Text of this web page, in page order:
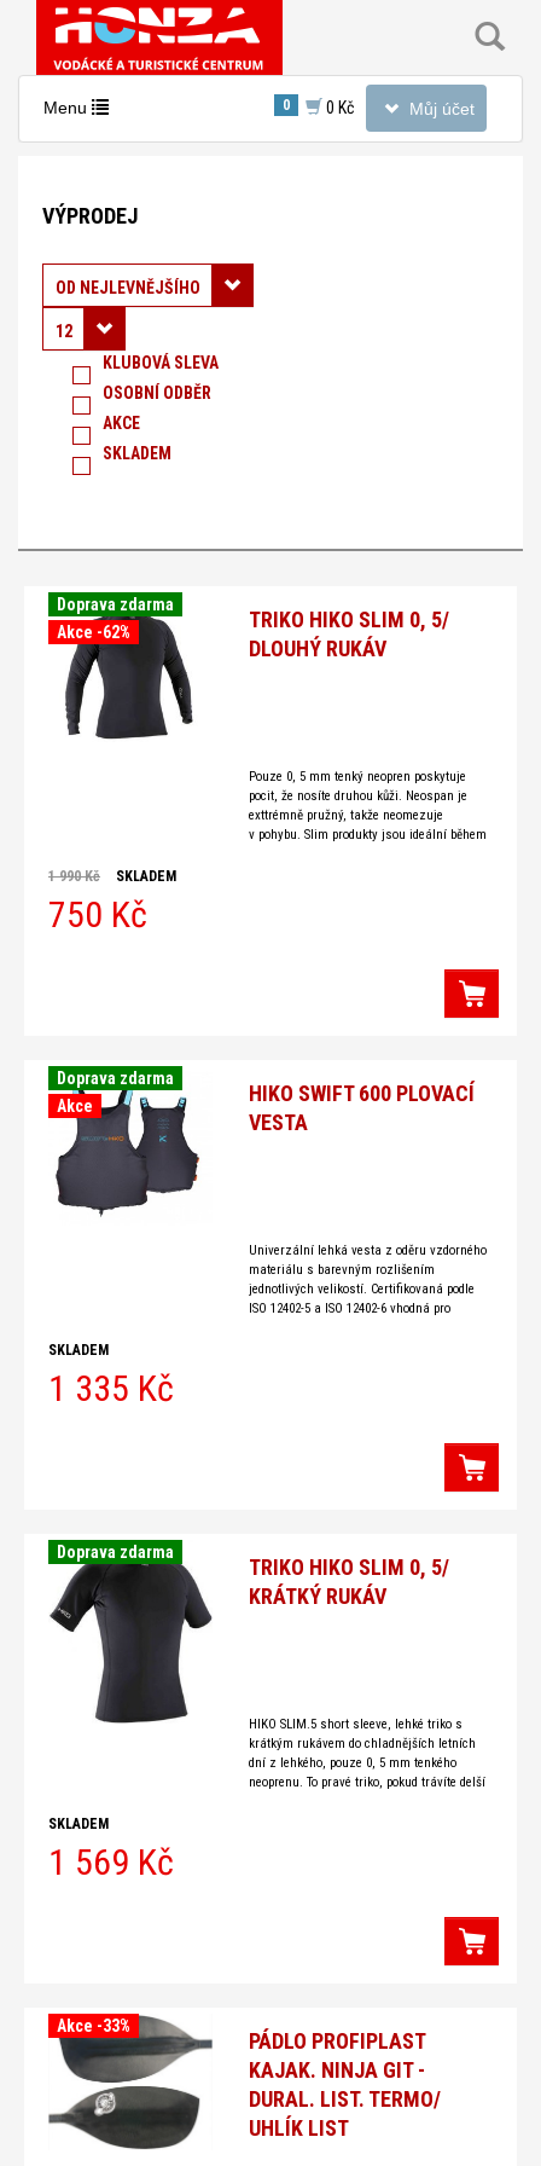
Toggle
navigation
Můj účet
Toggle
Menu 0 0 Kč
Výprodej
VÝPRODEJ
Řadit podle:
OD NEJLEVNĚJŠÍHO
12
KLUBOVÁ SLEVA
OSOBNÍ ODBĚR
AKCE
SKLADEM
TRIKO HIKO SLIM 0, 5/
DLOUHÝ RUKÁV
Doprava zdarma
Akce -62%
Pouze 0, 5 mm tenký neopren poskytuje
pocit, že nosíte druhou kůži. Neospan je
exttrémně pružný, takže neomezuje
v pohybu. Slim produkty jsou ideální během
1 990 Kč SKLADEM
750 Kč
HIKO SWIFT 600 PLOVACÍ
VESTA
Doprava zdarma
Akce
Univerzální lehká vesta z oděru vzdorného
materiálu s barevným rozlišením
jednotlivých velikostí. Certifikovaná podle
ISO 12402-5 a ISO 12402-6 vhodná pro
SKLADEM
1 335 Kč
TRIKO HIKO SLIM 0, 5/
KRÁTKÝ RUKÁV
Doprava zdarma
HIKO SLIM.5 short sleeve, lehké triko s
krátkým rukávem do chladnějších letních
dní z lehkého, pouze 0, 5 mm tenkého
neoprenu. To pravé triko, pokud trávíte delší
SKLADEM
1 569 Kč
PÁDLO PROFIPLAST
KAJAK. NINJA GIT -
DURAL. LIST. TERMO/
UHLÍK LIST
Akce -33%